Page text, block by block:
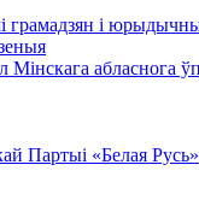
грамадзян і
Мінскага абласнога
Партыі «Белая Русь»